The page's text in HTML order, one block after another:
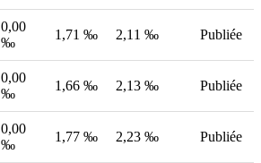
0,00
‰
1,71 ‰ 2,11 ‰ Publiée
0,00
‰
1,66 ‰ 2,13 ‰ Publiée
0,00
‰
1,77 ‰ 2,23 ‰ Publiée